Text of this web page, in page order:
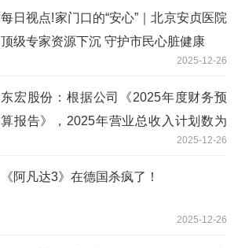
每日视点!家门口的“安心”｜北京安贞医院
顶级专家资源下沉 守护市民心脏健康
2025-12-26
东宏股份：根据公司《2025年度财务预
算报告》，2025年营业总收入计划数为
2025-12-26
《阿凡达3》在德国杀疯了！
2025-12-26